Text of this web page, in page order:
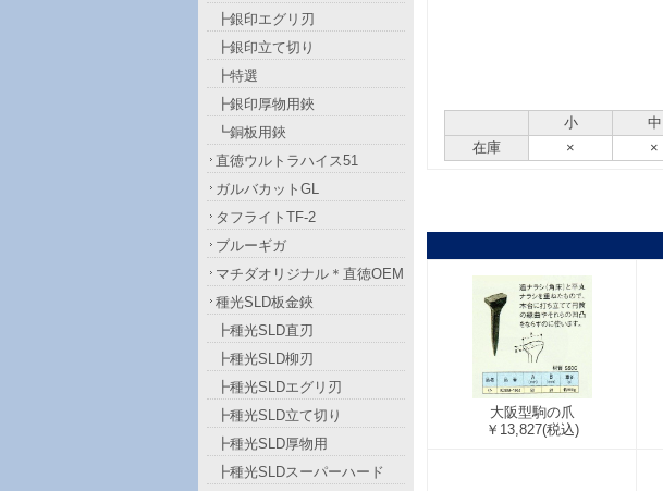
小 中
在庫
× ×
大阪型駒の爪
￥13,827(税込)
┣銀印エグリ刃
┣銀印立て切り
┣特選
┣銀印厚物用鋏
┗銅板用鋏
直徳ウルトラハイス51
ガルバカットGL
タフライトTF-2
ブルーギガ
マチダオリジナル＊直徳OEM
種光SLD板金鋏
┣種光SLD直刃
┣種光SLD柳刃
┣種光SLDエグリ刃
┣種光SLD立て切り
┣種光SLD厚物用
┣種光SLDスーパーハード